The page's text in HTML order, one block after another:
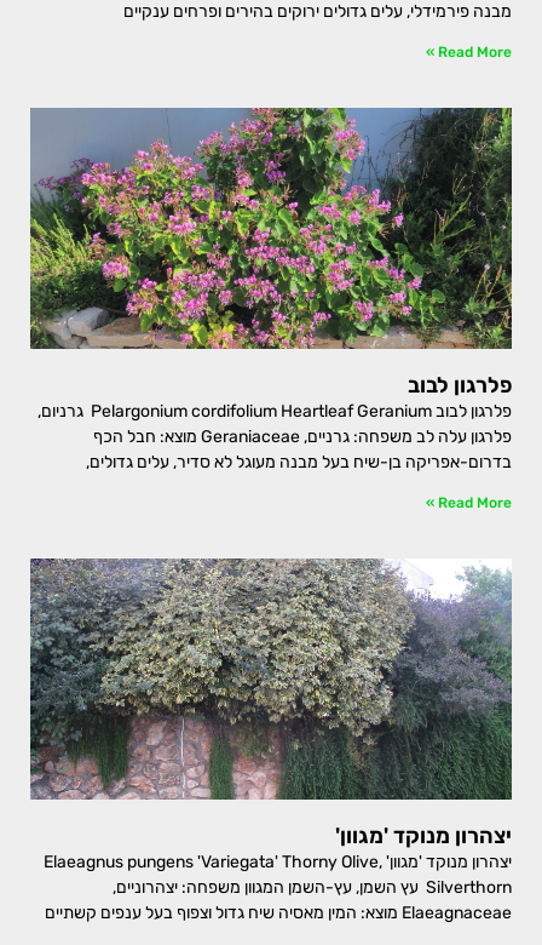
מבנה פירמידלי, עלים גדולים ירוקים בהירים ופרחים ענקיים
Read More »
פלרגון לבוב
פלרגון לבוב Pelargonium cordifolium Heartleaf Geranium גרניום,
פלרגון עלה לב משפחה: גרניים, Geraniaceae מוצא: חבל הכף
בדרום-אפריקה בן-שיח בעל מבנה מעוגל לא סדיר, עלים גדולים,
Read More »
יצהרון מנוקד 'מגוון'
יצהרון מנוקד 'מגוון' Elaeagnus pungens 'Variegata' Thorny Olive,
Silverthorn עץ השמן, עץ-השמן המגוון משפחה: יצהרוניים,
Elaeagnaceae מוצא: המין מאסיה שיח גדול וצפוף בעל ענפים קשתיים